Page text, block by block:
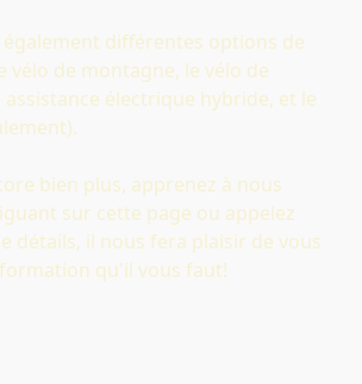
différentes options de
vélo de montagne, le vélo de
assistance électrique hybride, et le
bien plus, apprenez à nous
sur cette page ou appelez
détails, il nous fera plaisir de vous
qu'il vous faut!